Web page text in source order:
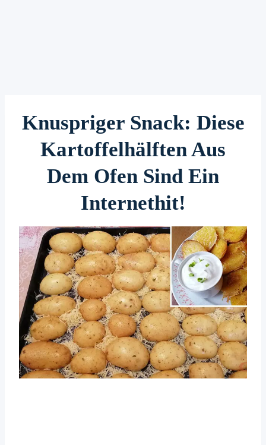
Knuspriger Snack: Diese
Kartoffelhälften Aus
Dem Ofen Sind Ein
Internethit!